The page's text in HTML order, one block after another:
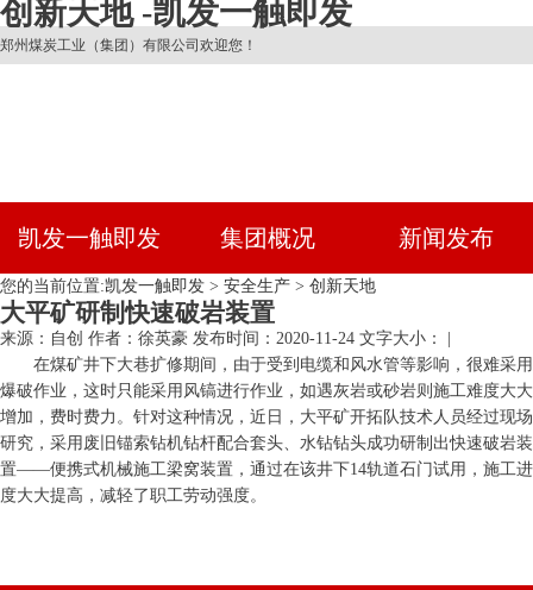
创新天地 -凯发一触即发
郑州煤炭工业（集团）有限公司欢迎您！
凯发一触即发 集团概况 新闻发布
您的当前位置:凯发一触即发 > 安全生产 > 创新天地
大平矿研制快速破岩装置
来源：自创 作者：徐英豪 发布时间：2020-11-24 文字大小： |
在煤矿井下大巷扩修期间，由于受到电缆和风水管等影响，很难采用
爆破作业，这时只能采用风镐进行作业，如遇灰岩或砂岩则施工难度大大
增加，费时费力。针对这种情况，近日，大平矿开拓队技术人员经过现场
研究，采用废旧锚索钻机钻杆配合套头、水钻钻头成功研制出快速破岩装
置——便携式机械施工梁窝装置，通过在该井下14轨道石门试用，施工进
度大大提高，减轻了职工劳动强度。